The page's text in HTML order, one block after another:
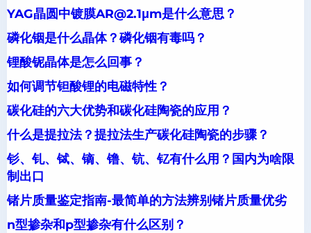
YAG晶圆中镀膜AR@2.1μm是什么意思？
磷化铟是什么晶体？磷化铟有毒吗？
锂酸铌晶体是怎么回事？
如何调节钽酸锂的电磁特性？
碳化硅的六大优势和碳化硅陶瓷的应用？
什么是提拉法？提拉法生产碳化硅陶瓷的步骤？
钐、钆、铽、镝、镥、钪、钇有什么用？国内为啥限
制出口
锗片质量鉴定指南-最简单的方法辨别锗片质量优劣
n型掺杂和p型掺杂有什么区别？